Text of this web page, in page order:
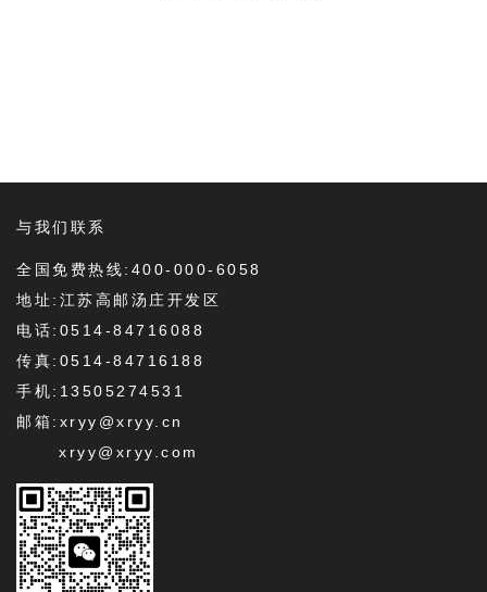
与我们联系
全国免费热线:400-000-6058
地址:江苏高邮汤庄开发区
电话:0514-84716088
传真:0514-84716188
手机:13505274531
邮箱:xryy@xryy.cn
xryy@xryy.com